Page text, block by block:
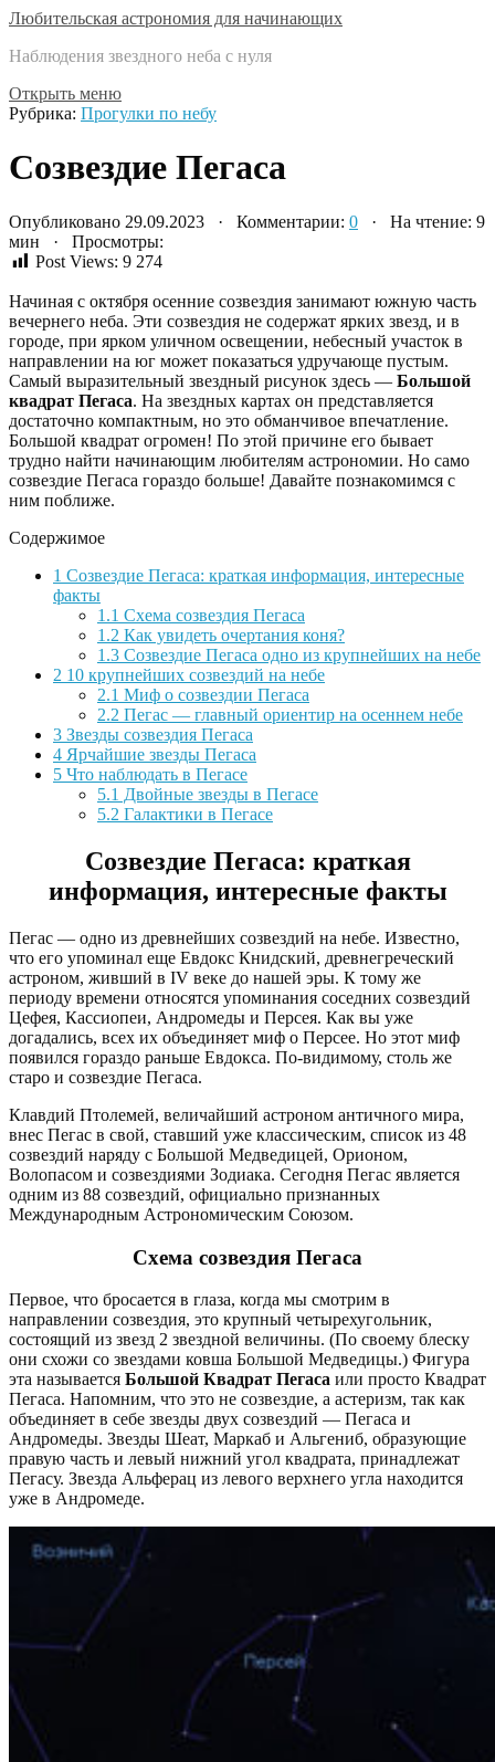
Любительская астрономия для начинающих
Наблюдения звездного неба с нуля
Открыть меню
Рубрика: Прогулки по небу
Созвездие Пегаса
Опубликовано 29.09.2023 · Комментарии: 0 · На чтение: 9
мин · Просмотры:
Post Views: 9 274
Начиная с октября осенние созвездия занимают южную часть
вечернего неба. Эти созвездия не содержат ярких звезд, и в
городе, при ярком уличном освещении, небесный участок в
направлении на юг может показаться удручающе пустым.
Самый выразительный звездный рисунок здесь — Большой
квадрат Пегаса. На звездных картах он представляется
достаточно компактным, но это обманчивое впечатление.
Большой квадрат огромен! По этой причине его бывает
трудно найти начинающим любителям астрономии. Но само
созвездие Пегаса гораздо больше! Давайте познакомимся с
ним поближе.
Содержимое
1 Созвездие Пегаса: краткая информация, интересные
факты
1.1 Схема созвездия Пегаса
1.2 Как увидеть очертания коня?
1.3 Созвездие Пегаса одно из крупнейших на небе
2 10 крупнейших созвездий на небе
2.1 Миф о созвездии Пегаса
2.2 Пегас — главный ориентир на осеннем небе
3 Звезды созвездия Пегаса
4 Ярчайшие звезды Пегаса
5 Что наблюдать в Пегасе
5.1 Двойные звезды в Пегасе
5.2 Галактики в Пегасе
Созвездие Пегаса: краткая
информация, интересные факты
Пегас — одно из древнейших созвездий на небе. Известно,
что его упоминал еще Евдокс Книдский, древнегреческий
астроном, живший в IV веке до нашей эры. К тому же
периоду времени относятся упоминания соседних созвездий
Цефея, Кассиопеи, Андромеды и Персея. Как вы уже
догадались, всех их объединяет миф о Персее. Но этот миф
появился гораздо раньше Евдокса. По-видимому, столь же
старо и созвездие Пегаса.
Клавдий Птолемей, величайший астроном античного мира,
внес Пегас в свой, ставший уже классическим, список из 48
созвездий наряду с Большой Медведицей, Орионом,
Волопасом и созвездиями Зодиака. Сегодня Пегас является
одним из 88 созвездий, официально признанных
Международным Астрономическим Союзом.
Схема созвездия Пегаса
Первое, что бросается в глаза, когда мы смотрим в
направлении созвездия, это крупный четырехугольник,
состоящий из звезд 2 звездной величины. (По своему блеску
они схожи со звездами ковша Большой Медведицы.) Фигура
эта называется Большой Квадрат Пегаса или просто Квадрат
Пегаса. Напомним, что это не созвездие, а астеризм, так как
объединяет в себе звезды двух созвездий — Пегаса и
Андромеды. Звезды Шеат, Маркаб и Альгениб, образующие
правую часть и левый нижний угол квадрата, принадлежат
Пегасу. Звезда Альферац из левого верхнего угла находится
уже в Андромеде.